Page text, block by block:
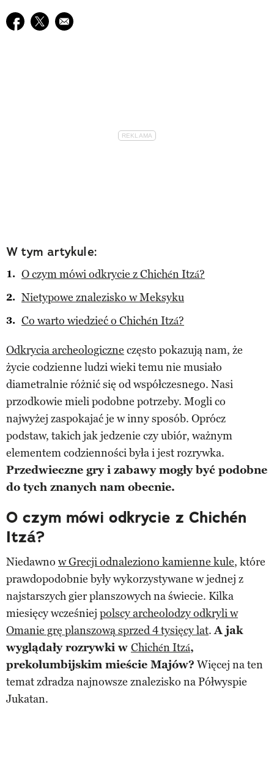
Udostępnij na facebook
Udostępnij na twitter
E-mail do przyjaciela
W tym artykule:
O czym mówi odkrycie z Chichén Itzá?
Nietypowe znalezisko w Meksyku
Co warto wiedzieć o Chichén Itzá?
Odkrycia archeologiczne często pokazują nam, że
życie codzienne ludzi wieki temu nie musiało
diametralnie różnić się od współczesnego. Nasi
przodkowie mieli podobne potrzeby. Mogli co
najwyżej zaspokajać je w inny sposób. Oprócz
podstaw, takich jak jedzenie czy ubiór, ważnym
elementem codzienności była i jest rozrywka.
Przedwieczne gry i zabawy mogły być podobne
do tych znanych nam obecnie.
O czym mówi odkrycie z Chichén
Itzá?
Niedawno w Grecji odnaleziono kamienne kule, które
prawdopodobnie były wykorzystywane w jednej z
najstarszych gier planszowych na świecie. Kilka
miesięcy wcześniej polscy archeolodzy odkryli w
Omanie grę planszową sprzed 4 tysięcy lat.A jak
wyglądały rozrywki w Chichén Itzá,
prekolumbijskim mieście Majów? Więcej na ten
temat zdradza najnowsze znalezisko na Półwyspie
Jukatan.